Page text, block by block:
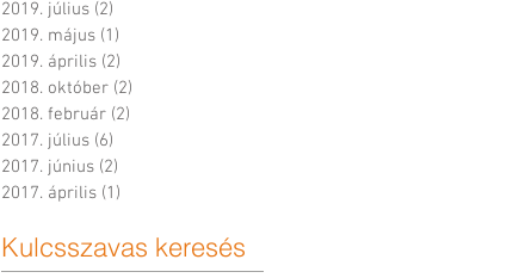
2019. július (2)
2019. május (1)
2019. április (2)
2018. október (2)
2018. február (2)
2017. július (6)
2017. június (2)
2017. április (1)
Kulcsszavas keresés